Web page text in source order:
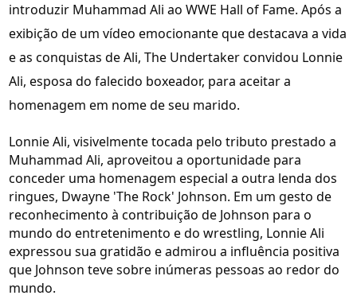
introduzir Muhammad Ali ao WWE Hall of Fame. Após a
exibição de um vídeo emocionante que destacava a vida
e as conquistas de Ali, The Undertaker convidou Lonnie
Ali, esposa do falecido boxeador, para aceitar a
homenagem em nome de seu marido.
Lonnie Ali, visivelmente tocada pelo tributo prestado a
Muhammad Ali, aproveitou a oportunidade para
conceder uma homenagem especial a outra lenda dos
ringues, Dwayne 'The Rock' Johnson. Em um gesto de
reconhecimento à contribuição de Johnson para o
mundo do entretenimento e do wrestling, Lonnie Ali
expressou sua gratidão e admirou a influência positiva
que Johnson teve sobre inúmeras pessoas ao redor do
mundo.